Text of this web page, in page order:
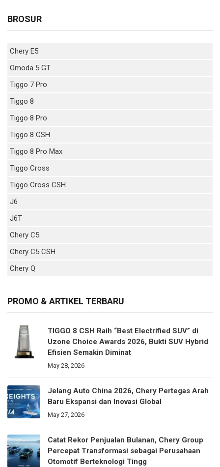
BROSUR
Chery E5
Omoda 5 GT
Tiggo 7 Pro
Tiggo 8
Tiggo 8 Pro
Tiggo 8 CSH
Tiggo 8 Pro Max
Tiggo Cross
Tiggo Cross CSH
J6
J6T
Chery C5
Chery C5 CSH
Chery Q
PROMO & ARTIKEL TERBARU
TIGGO 8 CSH Raih “Best Electrified SUV” di
Uzone Choice Awards 2026, Bukti SUV Hybrid
Efisien Semakin Diminat
May 28, 2026
Jelang Auto China 2026, Chery Pertegas Arah
Baru Ekspansi dan Inovasi Global
May 27, 2026
Catat Rekor Penjualan Bulanan, Chery Group
Percepat Transformasi sebagai Perusahaan
Otomotif Berteknologi Tingg